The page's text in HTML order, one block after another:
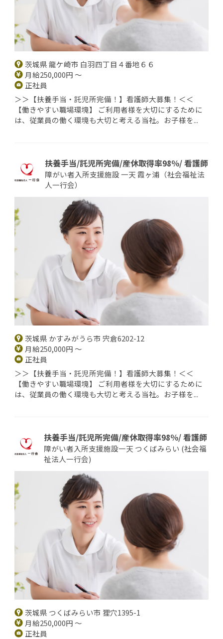
茨城県 龍ケ崎市 白羽四丁目４番地６６
月給250,000円 ～
正社員
＞＞【扶養手当・託児所完備！】看護師大募集！＜＜
【働きやすい職場環境】 ご利用者様を大切にするために
は、従業員の働く環境も大切と考える当社。お子様を...
扶養手当/託児所完備/産休取得率98％/ 看護師
障がい者入所支援施設 一天 霞ヶ浦（社会福祉法
人一行会）
茨城県 かすみがうら市 宍倉6202-12
月給250,000円 ～
正社員
＞＞【扶養手当・託児所完備！】看護師大募集！＜＜
【働きやすい職場環境】 ご利用者様を大切にするために
は、従業員の働く環境も大切と考える当社。お子様を...
扶養手当/託児所完備/産休取得率98％/ 看護師
障がい者入所支援施設一天 つくばみらい (社会福
祉法人一行会)
茨城県 つくばみらい市 狸穴1395-1
月給250,000円 ～
正社員